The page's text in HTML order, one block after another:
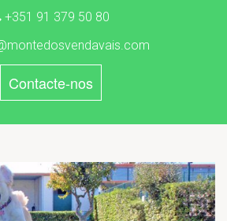
+351 91 379 50 80
Contacte-nos